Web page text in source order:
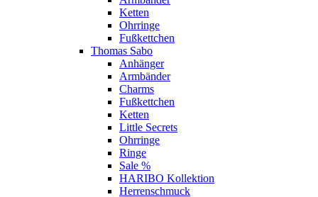
Ketten
Ohrringe
Fußkettchen
Thomas Sabo
Anhänger
Armbänder
Charms
Fußkettchen
Ketten
Little Secrets
Ohrringe
Ringe
Sale %
HARIBO Kollektion
Herrenschmuck